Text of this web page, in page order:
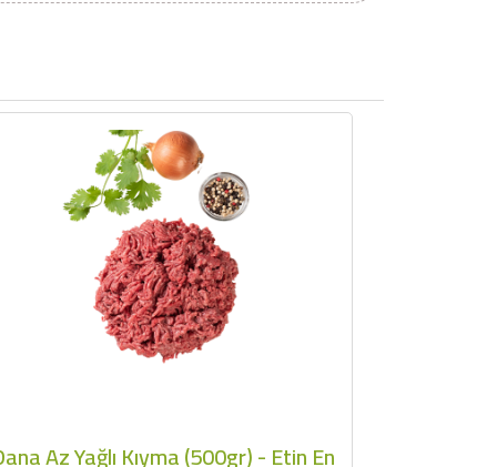
Az Yağlı Kıyma (500gr) - Etin En